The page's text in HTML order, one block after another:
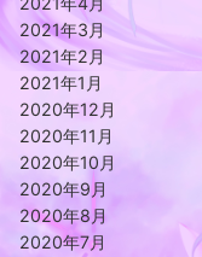
2021年3月
2021年2月
2021年1月
2020年12月
2020年11月
2020年10月
2020年9月
2020年8月
2020年7月